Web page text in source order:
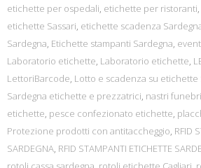
etichette per ospedali, etichette per ristoranti,
etichette Sassari, etichette scadenza
Sardegna, Etichette stampanti Sardegna,
Laboratorio etichette, Laboratorio etichette,
LettoriBarcode, Lotto e scadenza su etichette
Sardegna etichette e prezzatrici, nastri
etichette, pesce confezionato etichette,
Protezione prodotti con antitaccheggio, RFID
SARDEGNA, RFID STAMPANTI ETICHETTE